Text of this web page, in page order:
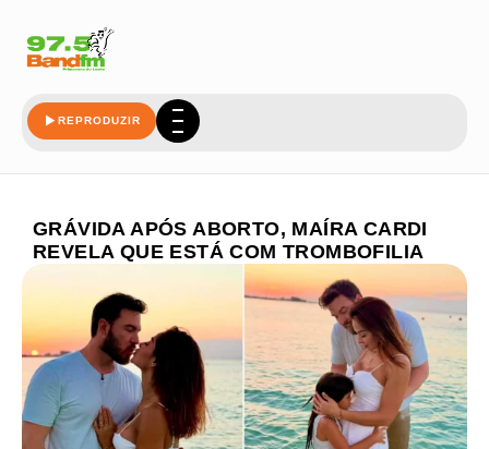
REPRODUZIR
GRÁVIDA APÓS ABORTO, MAÍRA CARDI
REVELA QUE ESTÁ COM TROMBOFILIA